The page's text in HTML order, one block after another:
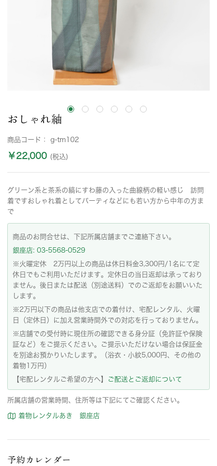
おしゃれ紬
商品コード： g-tm102
￥22,000 (税込)
グリーン系と茶系の縞にすわ藤の入った曲線柄の軽い感じ 訪問
着ですおしゃれ着としてパーティなどにも若い方から中年の方ま
で
商品のお問合せは、下記所属店舗までご連絡下さい。
銀座店: 03-5568-0529
※火曜定休 2万円以上の商品は休日料金3,300円/1名にて定
休日でもご利用いただけます。定休日の当日返却は承っており
ません。後日または配送（別途送料）でのご返却をお願いいた
します。
※2万円以下の商品は他支店での着付け、宅配レンタル、火曜
日（定休日）に加え営業時間外での対応を行っておりません。
※店舗での受付時に現住所の確認できる身分証（免許証や保険
証など）をご提示ください。ご提示いただけない場合は保証金
を別途お預かりいたします。（浴衣・小紋5,000円、その他の
着物1万円）
【宅配レンタルご希望の方へ】
ご配送とご返却について
所属店舗の営業時間、住所等は下記にてご確認ください。
着物レンタルあき 銀座店
予約カレンダー